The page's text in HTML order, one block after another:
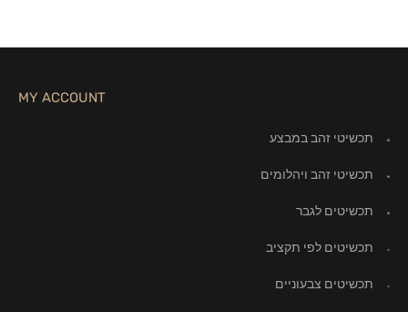
MY ACCOUNT
תכשיטי זהב במבצע
תכשיטי זהב ויהלומים
תכשיטים לגבר
תכשיטים לפי תקציב
תכשיטים צבעוניים